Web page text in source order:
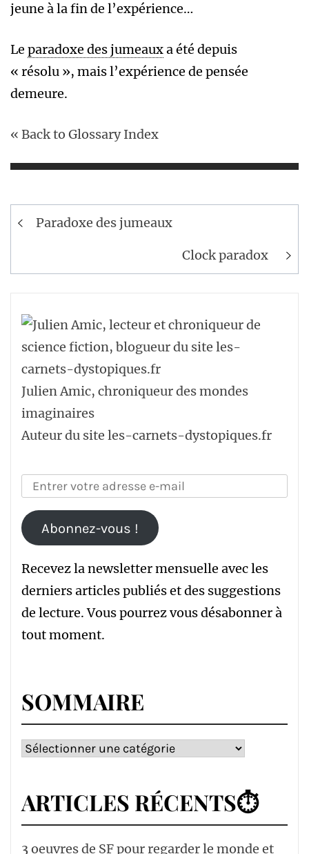
jeune à la fin de l’expérience…
Le paradoxe des jumeauxa été depuis
« résolu », mais l’expérience de pensée
demeure.
« Back to Glossary Index
Navigation
Paradoxe des jumeaux
Clock paradox
Julien Amic, chroniqueur des mondes
imaginaires
Auteur du site les-carnets-dystopiques.fr
Abonnez-vous !
Recevez la newsletter mensuelle avec les
derniers articles publiés et des suggestions
de lecture. Vous pourrez vous désabonner à
tout moment.
SOMMAIRE
Sommaire
ARTICLES RÉCENTS⏱
3 oeuvres de SF pour regarder le monde et